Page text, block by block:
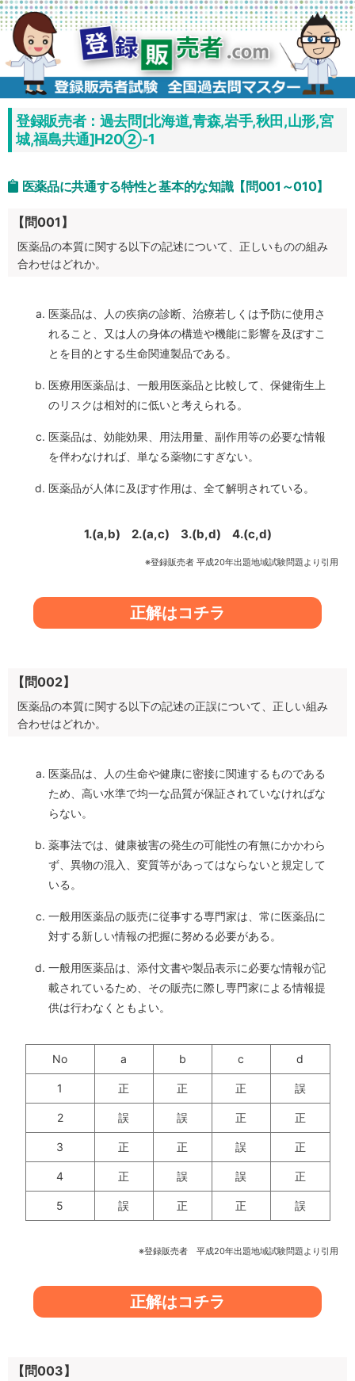
コ
ン
テ
ツ
へ
ス
キ
ッ
登録販売者：過去問[北海道,青森,岩手,秋田,山形,宮
城,福島共通]H20②-1
医薬品に共通する特性と基本的な知識【問001～010】
【問001】
医薬品の本質に関する以下の記述について、正しいものの組み
合わせはどれか。
医薬品は、人の疾病の診断、治療若しくは予防に使用さ
れること、又は人の身体の構造や機能に影響を及ぼすこ
とを目的とする生命関連製品である。
医療用医薬品は、一般用医薬品と比較して、保健衛生上
のリスクは相対的に低いと考えられる。
医薬品は、効能効果、用法用量、副作用等の必要な情報
を伴わなければ、単なる薬物にすぎない。
医薬品が人体に及ぼす作用は、全て解明されている。
1.(a,b) 2.(a,c) 3.(b,d) 4.(c,d)
※登録販売者 平成20年出題地域試験問題より引用
正解はコチラ
【問002】
医薬品の本質に関する以下の記述の正誤について、正しい組み
合わせはどれか。
医薬品は、人の生命や健康に密接に関連するものである
ため、高い水準で均一な品質が保証されていなければな
らない。
薬事法では、健康被害の発生の可能性の有無にかかわら
ず、異物の混入、変質等があってはならないと規定して
いる。
一般用医薬品の販売に従事する専門家は、常に医薬品に
対する新しい情報の把握に努める必要がある。
一般用医薬品は、添付文書や製品表示に必要な情報が記
載されているため、その販売に際し専門家による情報提
供は行わなくともよい。
No a b c d
1 正 正 正 誤
2 誤 誤 正 正
3 正 正 誤 正
4 正 誤 誤 正
5 誤 正 正 誤
※登録販売者 平成20年出題地域試験問題より引用
正解はコチラ
【問003】